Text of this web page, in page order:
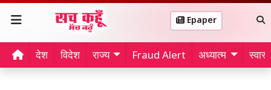
Epaper
देश विदेश राज्य Fraud Alert अध्यात्म